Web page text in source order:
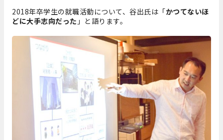
2018年卒学生の就職活動について、谷出氏は「かつてないほ
どに大手志向だった 」と語ります。